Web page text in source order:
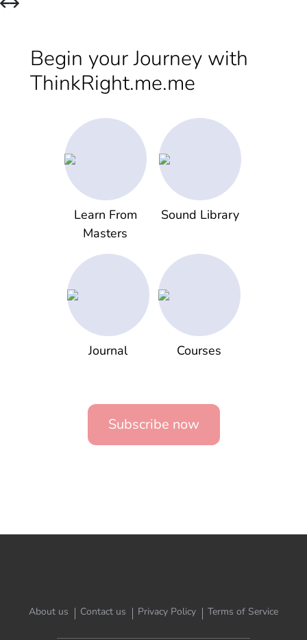
Begin your Journey with
ThinkRight.me.me
Learn From
Masters
Sound Library
Journal Courses
Subscribe now
About us Contact us Privacy Policy Terms of Service